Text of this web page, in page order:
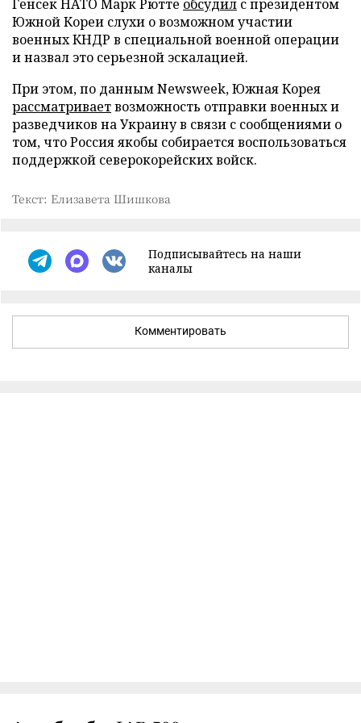
Генсек НАТО Марк Рютте обсудил с президентом
Южной Кореи слухи о возможном участии
военных КНДР в специальной военной операции
и назвал это серьезной эскалацией.
При этом, по данным Newsweek, Южная Корея
рассматриваетвозможность отправки военных и
разведчиков на Украину в связи с сообщениями о
том, что Россия якобы собирается воспользоваться
поддержкой северокорейских войск.
Текст: Елизавета Шишкова
Подписывайтесь на наши
каналы
Комментировать